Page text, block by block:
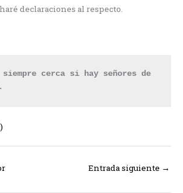
declaraciones al respecto.
Entrada siguiente →